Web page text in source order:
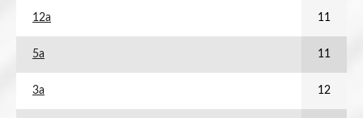
12а 11
5а 11
3а 12